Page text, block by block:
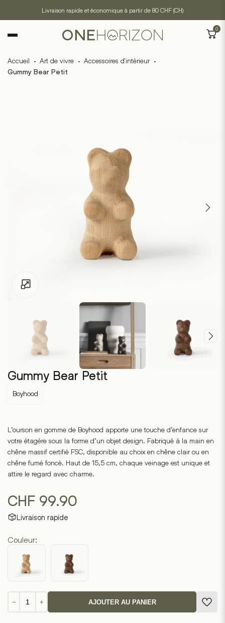
Livraison rapide et économique à partir de 80 CHF (CH)
0
Accueil · Art de vivre · Accessoires d'intérieur ·
Gummy Bear Petit
Gummy Bear Petit
Boyhood
L’ourson en gomme de Boyhood apporte une touche d’enfance sur
votre étagère sous la forme d’un objet design. Fabriqué à la main en
chêne massif certifié FSC, disponible au choix en chêne clair ou en
chêne fumé foncé. Haut de 15,5 cm, chaque veinage est unique et
attire le regard avec charme.
CHF 99.90
Livraison rapide
Couleur:
−
de
+ AJOUTER AU PANIER